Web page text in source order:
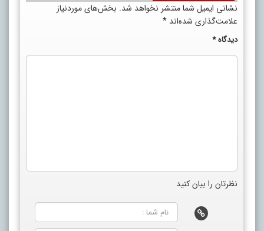
نشانی ایمیل شما منتشر نخواهد شد. بخش‌های موردنیاز
علامت‌گذاری شده‌اند *
دیدگاه*
نظرتان را بیان کنید